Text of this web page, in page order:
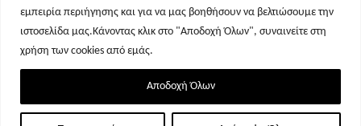
εμπειρία περιήγησης και για να μας βοηθήσουν να βελτιώσουμε την
ιστοσελίδα μας.Κάνοντας κλικ στο "Αποδοχή Όλων", συναινείτε στη
χρήση των cookies από εμάς.
Αποδοχή Όλων
Σελίδα 1 Σελίδα 2 Σελίδα 3 Σελίδα 4